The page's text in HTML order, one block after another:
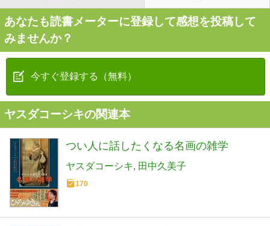
あなたも読書メーターに登録して感想を投稿して
みませんか？
今すぐ登録する（無料）
ヤスダコーシキの関連本
つい人に話したくなる名画の雑学
ヤスダコーシキ 田中久美子
170